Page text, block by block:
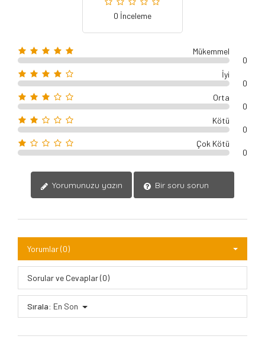
0 İnceleme
Mükemmel
0
İyi
0
Orta
0
Kötü
0
Çok Kötü
0
Yorumunuzu yazın Bir soru sorun
Yorumlar (0)
Sorular ve Cevaplar (0)
Sırala: En Son